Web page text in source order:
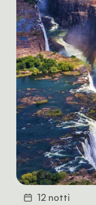
12 notti